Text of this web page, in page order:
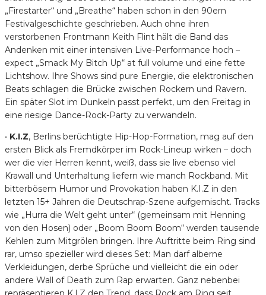
„Firestarter“ und „Breathe“ haben schon in den 90ern
Festivalgeschichte geschrieben. Auch ohne ihren
verstorbenen Frontmann Keith Flint hält die Band das
Andenken mit einer intensiven Live-Performance hoch –
expect „Smack My Bitch Up“ at full volume und eine fette
Lichtshow. Ihre Shows sind pure Energie, die elektronischen
Beats schlagen die Brücke zwischen Rockern und Ravern.
Ein später Slot im Dunkeln passt perfekt, um den Freitag in
eine riesige Dance-Rock-Party zu verwandeln.
• K.I.Z, Berlins berüchtigte Hip-Hop-Formation, mag auf den
ersten Blick als Fremdkörper im Rock-Lineup wirken – doch
wer die vier Herren kennt, weiß, dass sie live ebenso viel
Krawall und Unterhaltung liefern wie manch Rockband. Mit
bitterbösem Humor und Provokation haben K.I.Z in den
letzten 15+ Jahren die Deutschrap-Szene aufgemischt. Tracks
wie „Hurra die Welt geht unter“ (gemeinsam mit Henning
von den Hosen) oder „Boom Boom Boom“ werden tausende
Kehlen zum Mitgrölen bringen. Ihre Auftritte beim Ring sind
rar, umso spezieller wird dieses Set: Man darf alberne
Verkleidungen, derbe Sprüche und vielleicht die ein oder
andere Wall of Death zum Rap erwarten. Ganz nebenbei